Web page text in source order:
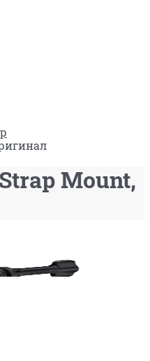
Mount,